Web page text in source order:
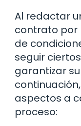
Al redactar
contrato por
de
seguir
garantizar
aspectos a
proceso: